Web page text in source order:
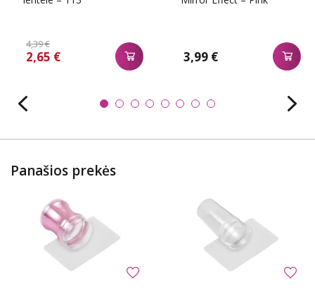
4,39 €
2,65 € 3,99 €
Panašios prekės